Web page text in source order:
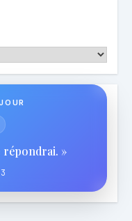
répondrai. »